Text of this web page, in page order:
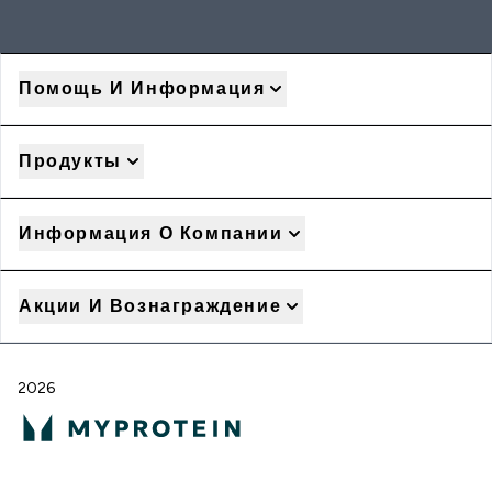
Помощь И Информация
Продукты
Информация О Компании
Акции И Вознаграждение
2026